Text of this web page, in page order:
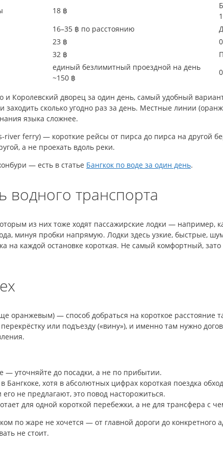
18 ฿
16–35 ฿ по расстоянию
23 ฿
32 ฿
единый безлимитный проездной на день
~150 ฿
и Королевский дворец за один день, самый удобный
сколько угодно раз за день. Местные линии
языка сложнее.
river ferry) — короткие рейсы от пирса до пирса на другой
а не проехать вдоль реки.
— есть в статье Бангкок по воде за один день.
водного транспорта
из них тоже ходят пассажирские лодки — например,
минуя пробки напрямую. Лодки здесь узкие, быстрые,
на каждой остановке короткая. Не самый комфортный,
оранжевым) — способ добраться на короткое расстояние
или подъезду («вину»), и именно там нужно
— уточняйте до посадки, а не по прибытии.
в Бангкоке, хотя в абсолютных цифрах короткая поездка
не предлагают, это повод насторожиться.
для одной короткой перебежки, а не для трансфера с
по жаре не хочется — от главной дороги до конкретного
не стоит.